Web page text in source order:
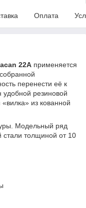
Оплата
22A применяется
перенести её к
резиновой
из кованной
Модельный ряд
стали толщиной от 10